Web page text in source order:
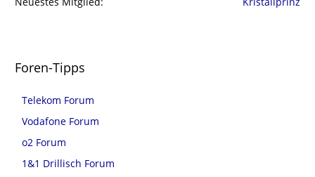
Foren-Tipps
Telekom Forum
Vodafone Forum
o2 Forum
1&1 Drillisch Forum